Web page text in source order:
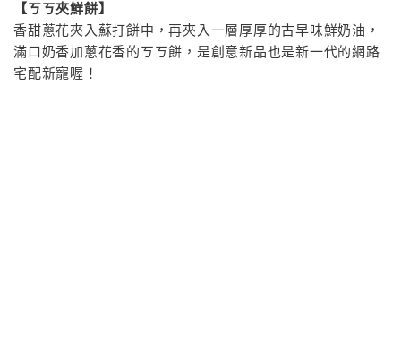
【ㄎㄎ夾鮮餅】
香甜蔥花夾入蘇打餅中，再夾入一層厚厚的古早味鮮奶油，
滿口奶香加蔥花香的ㄎㄎ餅，是創意新品也是新一代的網路
宅配新寵喔！